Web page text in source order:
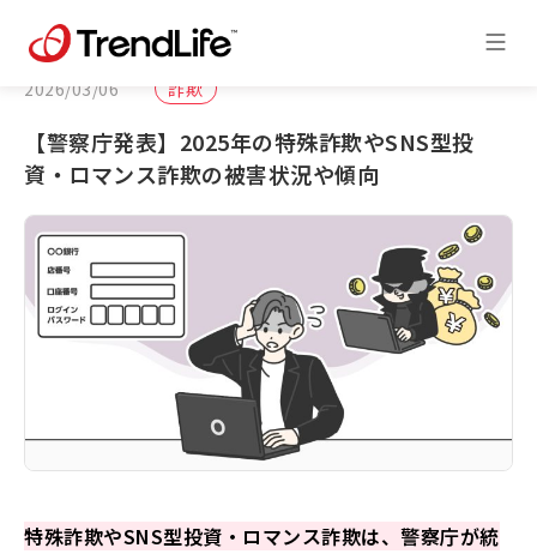
2026/03/06 詐欺
【警察庁発表】2025年の特殊詐欺やSNS型投
資・ロマンス詐欺の被害状況や傾向
特殊詐欺やSNS型投資・ロマンス詐欺は、警察庁が統